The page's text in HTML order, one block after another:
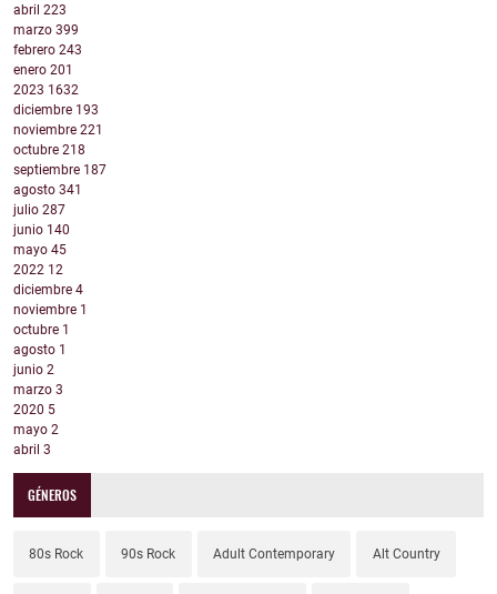
abril 223
marzo 399
febrero 243
enero 201
2023 1632
diciembre 193
noviembre 221
octubre 218
septiembre 187
agosto 341
julio 287
junio 140
mayo 45
2022 12
diciembre 4
noviembre 1
octubre 1
agosto 1
junio 2
marzo 3
2020 5
mayo 2
abril 3
GÉNEROS
80s Rock 90s Rock Adult Contemporary Alt Country